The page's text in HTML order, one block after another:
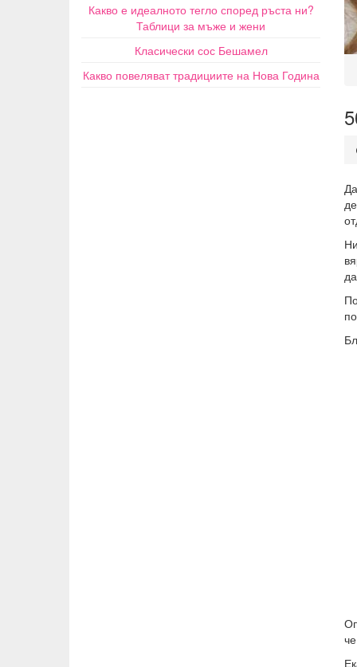
Да
Какво е идеалното тегло според ръста ни?
Таблици за мъже и жени
Класически сос Бешамел
Какво повеляват традициите на Нова Година